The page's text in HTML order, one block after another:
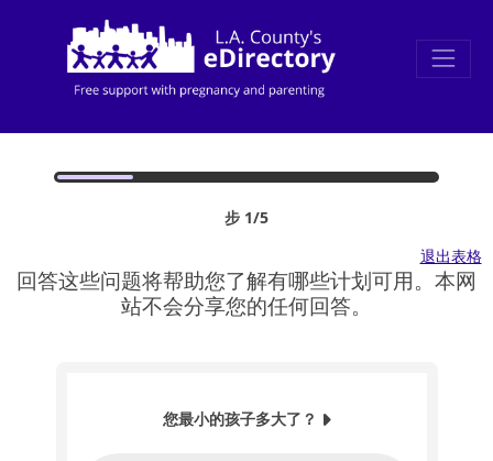
步 1/5
退出表格
回答这些问题将帮助您了解有哪些计划可用。本网
站不会分享您的任何回答。
您最小的孩子多大了？